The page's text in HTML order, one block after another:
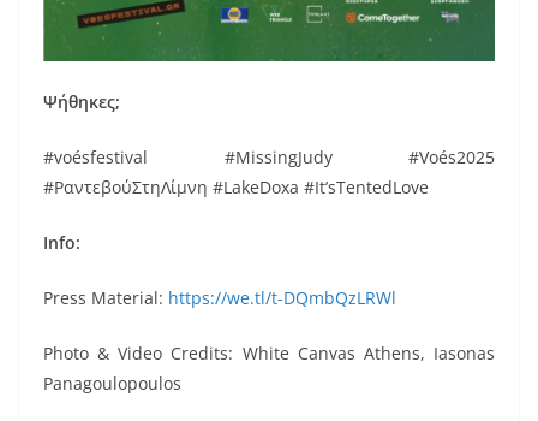
Ψήθηκες;
#voésfestival #MissingJudy #Voés2025
#ΡαντεβούΣτηΛίμνη #LakeDoxa #It’sTentedLove
Info:
Press Material: https://we.tl/t-DQmbQzLRWl
Photo & Video Credits: White Canvas Athens, Iasonas
Panagoulopoulos